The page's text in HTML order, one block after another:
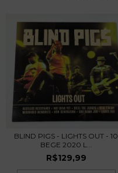
BLIND PIGS - LIGHTS OUT - 10
BEGE 2020 L...
R$129,99